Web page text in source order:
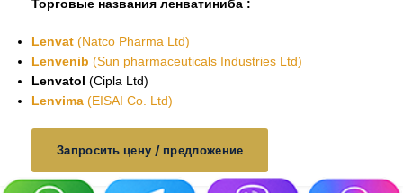
Торговые названия ленватиниба :
Lenvat (Natco Pharma Ltd)
Lenvenib (Sun pharmaceuticals Industries Ltd)
Lenvatol (Cipla Ltd)
Lenvima (EISAI Co. Ltd)
Запросить цену / предложение